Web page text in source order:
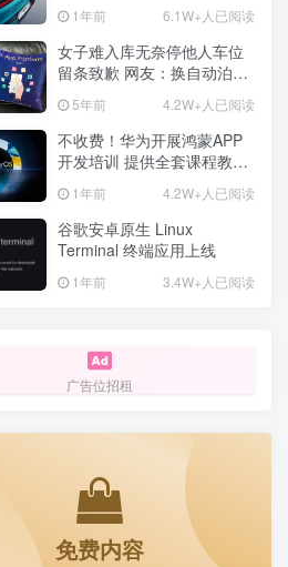
1年前 6.1W+人已阅读
女子难入库无奈停他人车位
留条致歉 网友：换自动泊车
5年前 4.2W+人已阅读
不收费！华为开展鸿蒙APP
开发培训 提供全套课程教学
1年前 4.2W+人已阅读
谷歌安卓原生 Linux
Terminal 终端应用上线
1年前 3.4W+人已阅读
广告位招租
免费内容